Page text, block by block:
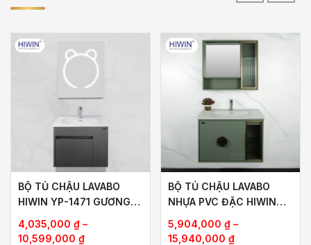
BỘ TỦ CHẬU LAVABO
HIWIN YP-1471 GƯƠNG
4,035,000 ₫ –
10,599,000 ₫Khoảng
BỘ TỦ CHẬU LAVABO
NHỰA PVC ĐẶC HIWIN
THÔNG MINH
5,904,000 ₫ –
15,940,000 ₫Khoảng